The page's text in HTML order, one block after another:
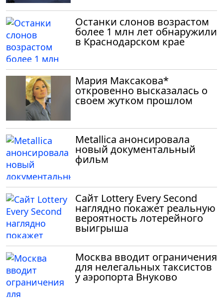
Останки слонов возрастом
более 1 млн лет обнаружили
в Краснодарском крае
Мария Максакова*
откровенно высказалась о
своем жутком прошлом
Metallica анонсировала
новый документальный
фильм
Сайт Lottery Every Second
наглядно покажет реальную
вероятность лотерейного
выигрыша
Москва вводит ограничения
для нелегальных таксистов
у аэропорта Внуково